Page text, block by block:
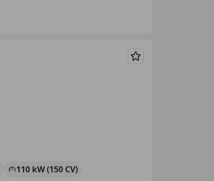
Guardar
110 kW (150 CV)